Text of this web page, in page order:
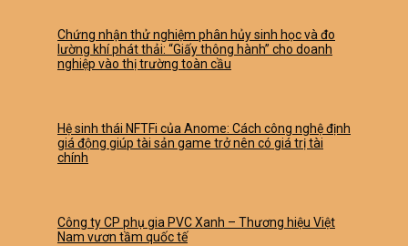
Chứng nhận thử nghiệm phân hủy sinh học và đo
lường khí phát thải: “Giấy thông hành” cho doanh
nghiệp vào thị trường toàn cầu
Hệ sinh thái NFTFi của Anome: Cách công nghệ định
giá động giúp tài sản game trở nên có giá trị tài
chính
Công ty CP phụ gia PVC Xanh – Thương hiệu Việt
Nam vươn tầm quốc tế